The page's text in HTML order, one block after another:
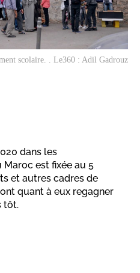
scolaire. . Le360 : Adil Gadrouz
dans les
est fixée au 5
et autres cadres de
quant à eux regagner
tôt.